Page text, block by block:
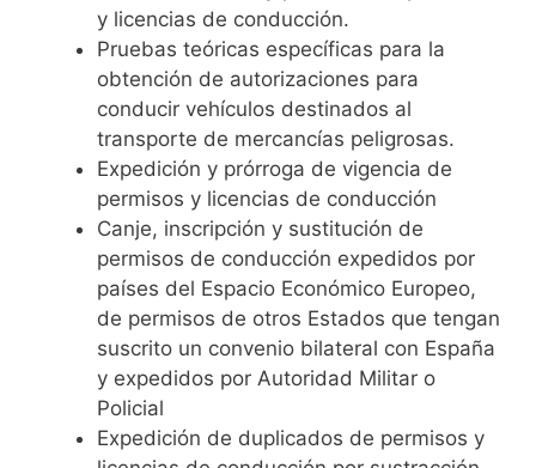
y licencias de conducción.
Pruebas teóricas específicas para la
obtención de autorizaciones para
conducir vehículos destinados al
transporte de mercancías peligrosas.
Expedición y prórroga de vigencia de
permisos y licencias de conducción
Canje, inscripción y sustitución de
permisos de conducción expedidos por
países del Espacio Económico Europeo,
de permisos de otros Estados que tengan
suscrito un convenio bilateral con España
y expedidos por Autoridad Militar o
Policial
Expedición de duplicados de permisos y